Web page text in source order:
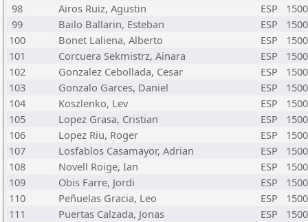
98
Airos Ruiz, Agustin ESP
1500
99
Bailo Ballarin, Esteban ESP
1500
100
Bonet Laliena, Alberto ESP
1500
101
Corcuera Sekmistrz, Ainara ESP
1500
102
Gonzalez Cebollada, Cesar ESP
1500
103
Gonzalo Garces, Daniel ESP
1500
104
Koszlenko, Lev ESP
1500
105
Lopez Grasa, Cristian ESP
1500
106
Lopez Riu, Roger ESP
1500
107
Losfablos Casamayor, Adrian ESP
1500
108
Novell Roige, Ian ESP
1500
109
Obis Farre, Jordi ESP
1500
110
Peñuelas Gracia, Leo ESP
1500
111
Puertas Calzada, Jonas ESP
1500